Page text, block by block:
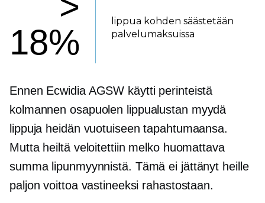
18%
lippua kohden säästetään
palvelumaksuissa
Ennen Ecwidia AGSW käytti perinteistä
kolmannen osapuolen lippualustan myydä
lippuja heidän vuotuiseen tapahtumaansa.
Mutta heiltä veloitettiin melko huomattava
summa lipunmyynnistä. Tämä ei jättänyt heille
paljon voittoa vastineeksi rahastostaan.